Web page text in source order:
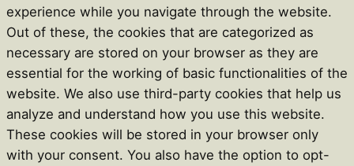
experience while you navigate through the website.
Out of these, the cookies that are categorized as
necessary are stored on your browser as they are
essential for the working of basic functionalities of the
website. We also use third-party cookies that help us
analyze and understand how you use this website.
These cookies will be stored in your browser only
with your consent. You also have the option to opt-